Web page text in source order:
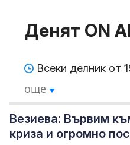
Денят ON
Всеки делник от
още
Везиева: Вървим
криза и огромно